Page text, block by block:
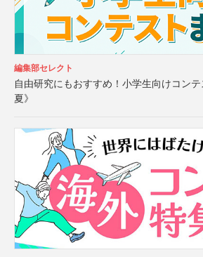
編集部セレクト
自由研究にもおすすめ！小学生向けコン
夏》